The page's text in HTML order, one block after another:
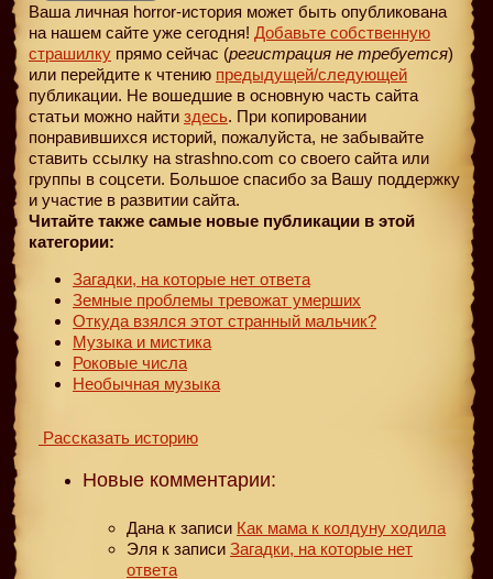
Ваша личная horror-история может быть опубликована
на нашем сайте уже сегодня! Добавьте собственную
страшилку прямо сейчас (регистрация не требуется)
или перейдите к чтению предыдущей/следующей
публикации. Не вошедшие в основную часть сайта
статьи можно найти здесь. При копировании
понравившихся историй, пожалуйста, не забывайте
ставить ссылку на strashno.com со своего сайта или
группы в соцсети. Большое спасибо за Вашу поддержку
и участие в развитии сайта.
Читайте также самые новые публикации в этой
категории:
Загадки, на которые нет ответа
Земные проблемы тревожат умерших
Откуда взялся этот странный мальчик?
Музыка и мистика
Роковые числа
Необычная музыка
Рассказать историю
Новые комментарии:
Дана к записи Как мама к колдуну ходила
Эля к записи Загадки, на которые нет
ответа